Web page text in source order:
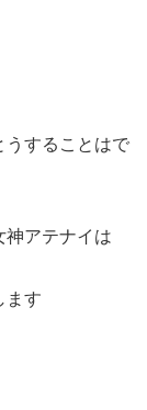
うすることはで
神アテナイは
ます